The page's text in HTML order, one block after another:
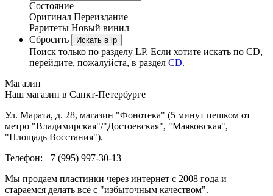
Состояние
Оригинал Переиздание
Раритеты Новый винил
Сбросить
Искать в lp
Поиск только по разделу LP. Если хотите искать по CD,
перейдите, пожалуйста, в раздел CD.
Магазин
Наш магазин в Санкт-Петербурге
Ул. Марата, д. 28, магазин "Фонотека" (5 минут пешком от
метро "Владимирская"/"Достоевская", "Маяковская",
"Площадь Восстания").
Телефон: +7 (995) 997-30-13
Мы продаем пластинки через интернет c 2008 года и
стараемся делать всё с "избыточным качеством".